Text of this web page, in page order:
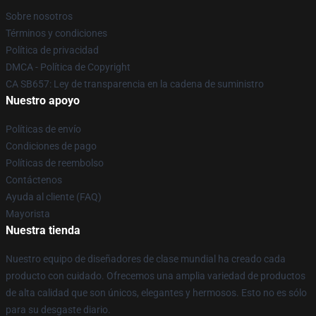
Sobre nosotros
Términos y condiciones
Política de privacidad
DMCA - Política de Copyright
CA SB657: Ley de transparencia en la cadena de suministro
Nuestro apoyo
Políticas de envío
Condiciones de pago
Políticas de reembolso
Contáctenos
Ayuda al cliente (FAQ)
Mayorista
Nuestra tienda
Nuestro equipo de diseñadores de clase mundial ha creado cada
producto con cuidado. Ofrecemos una amplia variedad de productos
de alta calidad que son únicos, elegantes y hermosos. Esto no es sólo
para su desgaste diario.